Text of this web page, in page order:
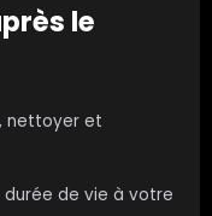
le
nettoyer et
durée de vie à votre